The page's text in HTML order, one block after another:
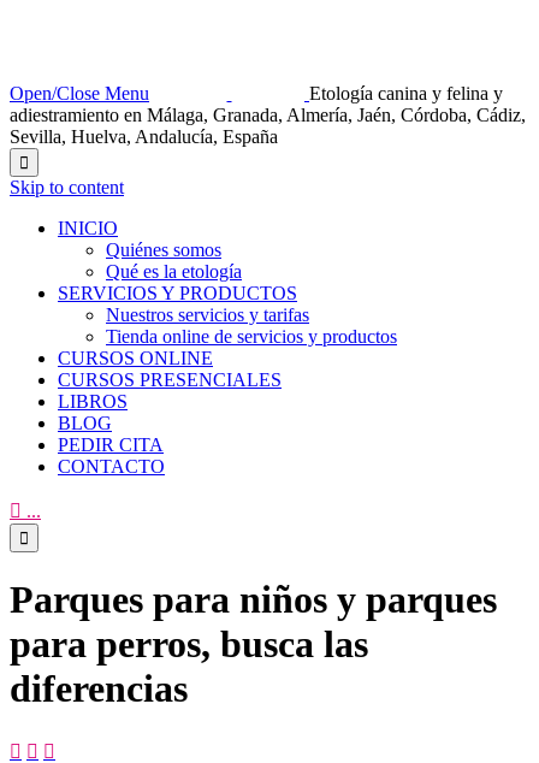
Open/Close Menu
Etología canina y felina y
adiestramiento en Málaga, Granada, Almería, Jaén, Córdoba, Cádiz,
Sevilla, Huelva, Andalucía, España

Skip to content
INICIO
Quiénes somos
Qué es la etología
SERVICIOS Y PRODUCTOS
Nuestros servicios y tarifas
Tienda online de servicios y productos
CURSOS ONLINE
CURSOS PRESENCIALES
LIBROS
BLOG
PEDIR CITA
CONTACTO
 ...

Parques para niños y parques
para perros, busca las
diferencias
  